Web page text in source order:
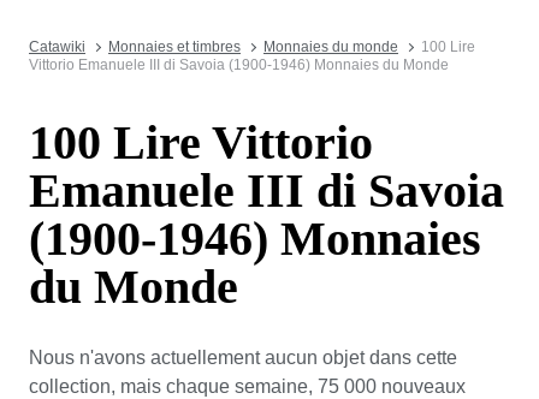
Catawiki Monnaies et timbres Monnaies du monde
100 Lire
Vittorio Emanuele III di Savoia (1900-1946) Monnaies du Monde
100 Lire Vittorio
Emanuele III di Savoia
(1900-1946) Monnaies
du Monde
Nous n'avons actuellement aucun objet dans cette
collection, mais chaque semaine, 75 000 nouveaux